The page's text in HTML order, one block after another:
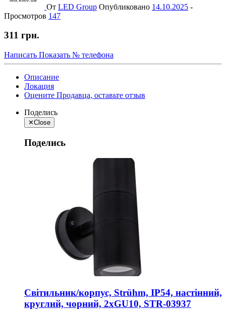
От LED Group Опубликовано 14.10.2025 -
Просмотров 147
311 грн.
Написать Показать № телефона
Описание
Локация
Оцените Продавца, оставьте отзыв
Поделись
✕Close
Поделись
Світильник/корпус, Strühm, IP54, настінний,
круглий, чорний, 2xGU10, STR-03937